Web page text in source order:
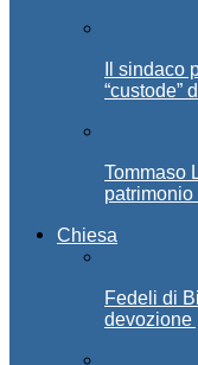
Il sindaco
“custode”
Tommaso
Chiesa
Fedeli di
devozione